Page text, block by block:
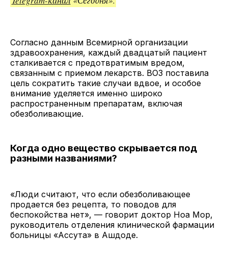
Согласно данным Всемирной организации
здравоохранения, каждый двадцатый пациент
сталкивается с предотвратимым вредом,
связанным с приемом лекарств. ВОЗ поставила
цель сократить такие случаи вдвое, и особое
внимание уделяется именно широко
распространенным препаратам, включая
обезболивающие.
Когда одно вещество скрывается под
разными названиями?
«Люди считают, что если обезболивающее
продается без рецепта, то поводов для
беспокойства нет», — говорит доктор Ноа Мор,
руководитель отделения клинической фармации
больницы «Ассута» в Ашдоде.